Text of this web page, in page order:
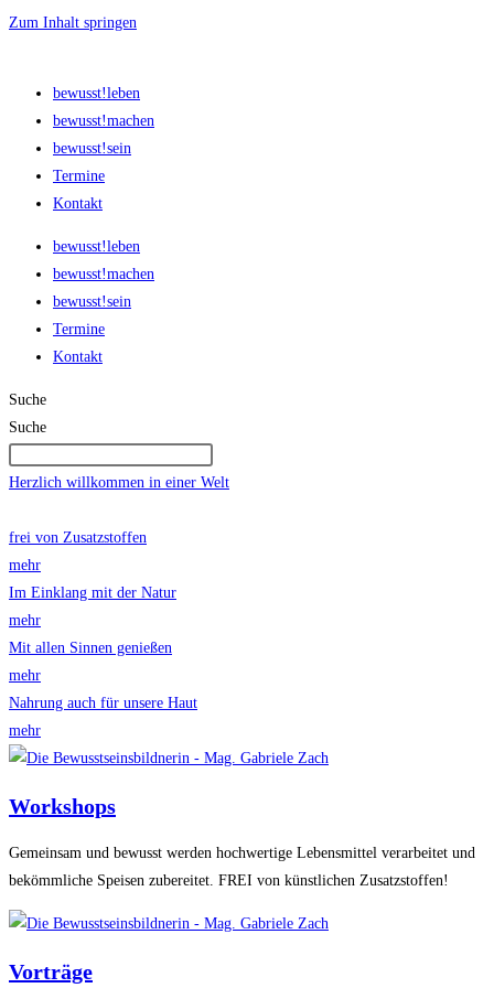
Zum Inhalt springen
bewusst!leben
bewusst!machen
bewusst!sein
Termine
Kontakt
bewusst!leben
bewusst!machen
bewusst!sein
Termine
Kontakt
Suche
Suche
Herzlich willkommen in einer Welt
frei von Zusatzstoffen
mehr
Im Einklang mit der Natur
mehr
Mit allen Sinnen genießen
mehr
Nahrung auch für unsere Haut
mehr
Workshops
Gemeinsam und bewusst werden hochwertige Lebensmittel verarbeitet und
bekömmliche Speisen zubereitet. FREI von künstlichen Zusatzstoffen!
Vorträge